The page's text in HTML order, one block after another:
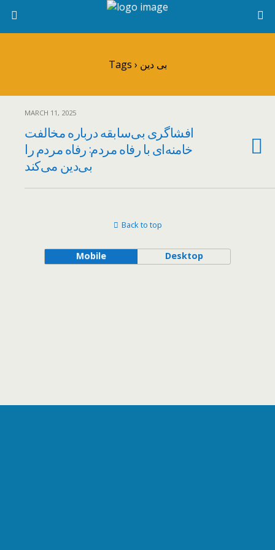
Tags › بی دین
MARCH 11, 2025
افشاگری بی‌سابقه درباره مخالفت
خامنه‌ای با رفاه مردم: رفاه مردم را
بی‌دین می‌کند
Back to top
Mobile Desktop